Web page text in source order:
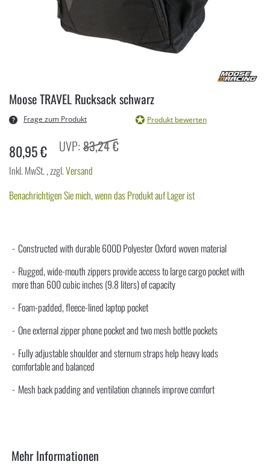
der
Bildergalerie
springen
Moose TRAVEL Rucksack schwarz
Frage zum Produkt Produkt bewerten
80,95 € 83,24 €
Inkl. MwSt.,zzgl.Versand
Benachrichtigen Sie mich, wenn das Produkt auf Lager ist
Constructed with durable 600D Polyester Oxford woven material
Rugged, wide-mouth zippers provide access to large cargo pocket with
more than 600 cubic inches (9.8 liters) of capacity
Foam-padded, fleece-lined laptop pocket
One external zipper phone pocket and two mesh bottle pockets
Fully adjustable shoulder and sternum straps help heavy loads
comfortable and balanced
Mesh back padding and ventilation channels improve comfort
Mehr Informationen